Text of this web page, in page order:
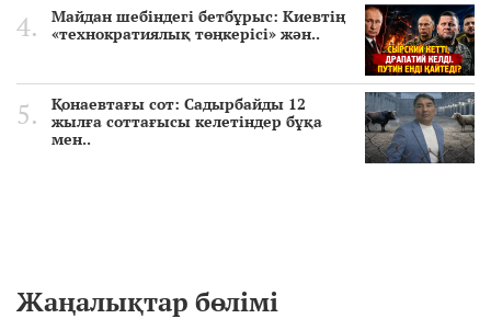
Майдан шебіндегі бетбұрыс: Киевтің
«технократиялық төңкерісі» жән..
Қонаевтағы сот: Садырбайды 12
жылға соттағысы келетіндер бұқа
мен..
Жаңалықтар бөлімі